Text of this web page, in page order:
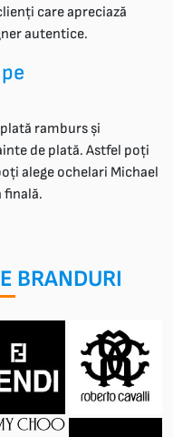
care apreciază
autentice.
ramburs și
de plată. Astfel poți
alege ochelari Michael
finală.
BRANDURI